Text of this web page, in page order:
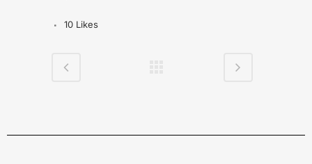
10 Likes